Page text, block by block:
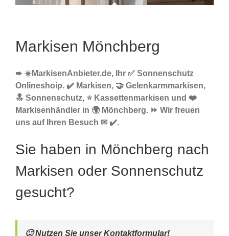
Markisen Mönchberg
➨ ☀️MarkisenAnbieter.de, Ihr ✅ Sonnenschutz
Onlineshoip. ✔️ Markisen, 🤝 Gelenkarmmarkisen,
🔝 Sonnenschutz, ⭐ Kassettenmarkisen und ❤️
Markisenhändler in 🌍 Mönchberg. ⏩ Wir freuen
uns auf Ihren Besuch ✉ ✔️.
Sie haben in Mönchberg nach
Markisen oder Sonnenschutz
gesucht?
🙂 Nutzen Sie unser Kontaktformular!